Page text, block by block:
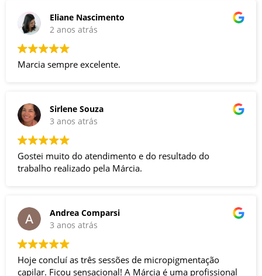
Eliane Nascimento
2 anos atrás
Marcia sempre excelente.
Sirlene Souza
3 anos atrás
Gostei muito do atendimento e do resultado do
trabalho realizado pela Márcia.
Andrea Comparsi
3 anos atrás
Hoje concluí as três sessões de micropigmentação
capilar. Ficou sensacional! A Márcia é uma profissional